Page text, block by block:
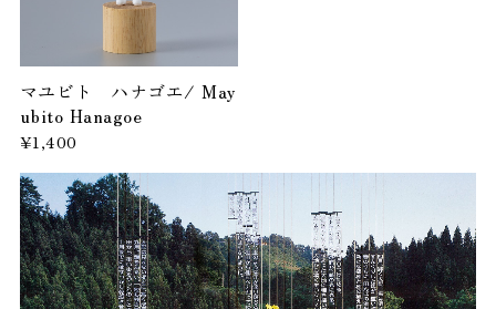
マユビト ハナゴエ/ May
ubito Hanagoe
¥1,400